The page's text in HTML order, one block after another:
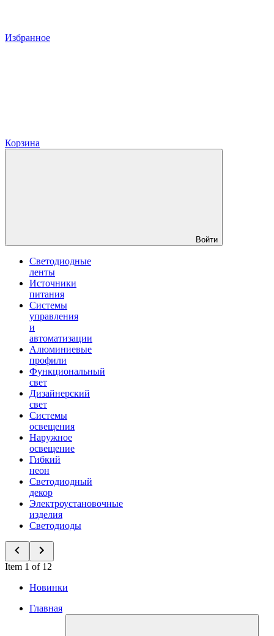
Избранное
Корзина
Войти
Светодиодные
ленты
Источники
питания
Системы
управления
и
автоматизации
Алюминиевые
профили
Функциональный
свет
Дизайнерский
свет
Системы
освещения
Наружное
освещение
Гибкий
неон
Светодиодный
декор
Электроустановочные
изделия
Светодиоды
Item 1 of 12
Новинки
Главная